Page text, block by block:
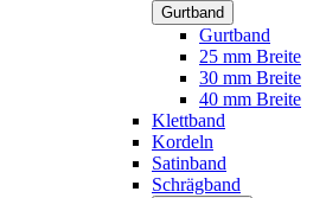
Gurtband
Gurtband
25 mm Breite
30 mm Breite
40 mm Breite
Klettband
Kordeln
Satinband
Schrägband